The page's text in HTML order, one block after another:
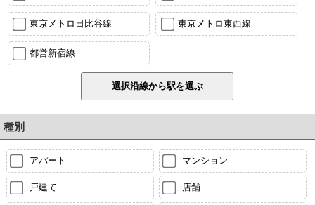
東京メトロ日比谷線 東京メトロ東西線
都営新宿線
種別
アパート マンション
戸建て 店舗